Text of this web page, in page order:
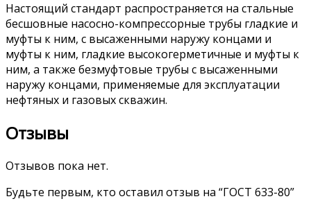
Настоящий стандарт распространяется на стальные
бесшовные насосно-компрессорные трубы гладкие и
муфты к ним, с высаженными наружу концами и
муфты к ним, гладкие высокогерметичные и муфты к
ним, а также безмуфтовые трубы с высаженными
наружу концами, применяемые для эксплуатации
нефтяных и газовых скважин.
Отзывы
Отзывов пока нет.
Будьте первым, кто оставил отзыв на “ГОСТ 633-80”